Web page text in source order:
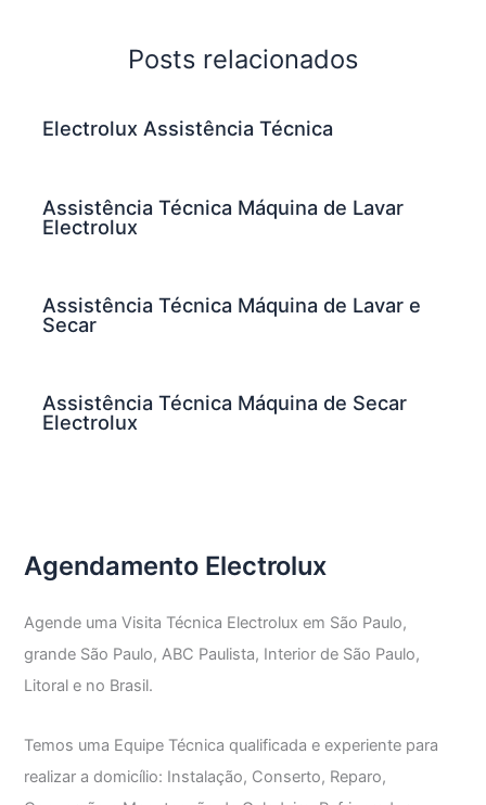
Posts relacionados
Electrolux Assistência Técnica
Assistência Técnica Máquina de Lavar
Electrolux
Assistência Técnica Máquina de Lavar e
Secar
Assistência Técnica Máquina de Secar
Electrolux
Agendamento Electrolux
Agende uma Visita Técnica Electrolux em São Paulo,
grande São Paulo, ABC Paulista, Interior de São Paulo,
Litoral e no Brasil.
Temos uma Equipe Técnica qualificada e experiente para
realizar a domicílio: Instalação, Conserto, Reparo,